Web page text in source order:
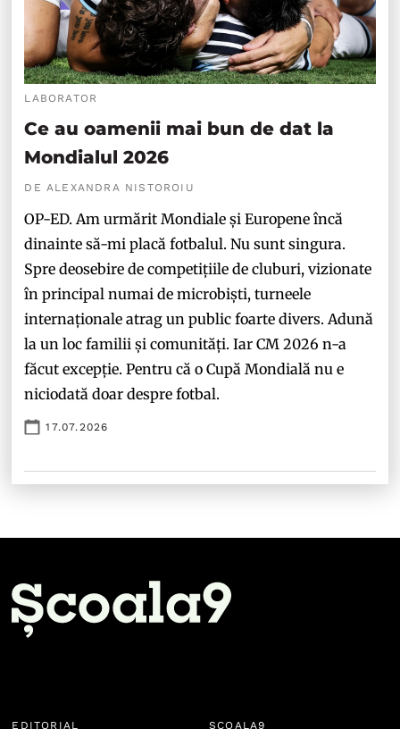
LABORATOR
Ce au oamenii mai bun de dat la
Mondialul 2026
DE ALEXANDRA NISTOROIU
OP-ED. Am urmărit Mondiale și Europene încă
dinainte să-mi placă fotbalul. Nu sunt singura.
Spre deosebire de competițiile de cluburi, vizionate
în principal numai de microbiști, turneele
internaționale atrag un public foarte divers. Adună
la un loc familii și comunități. Iar CM 2026 n-a
făcut excepție. Pentru că o Cupă Mondială nu e
niciodată doar despre fotbal.
17.07.2026
EDITORIAL ȘCOALA9